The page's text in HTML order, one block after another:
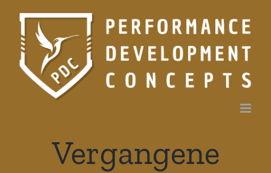
Inhalt
Vergangene